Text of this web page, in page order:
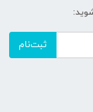
ثبت‌نام